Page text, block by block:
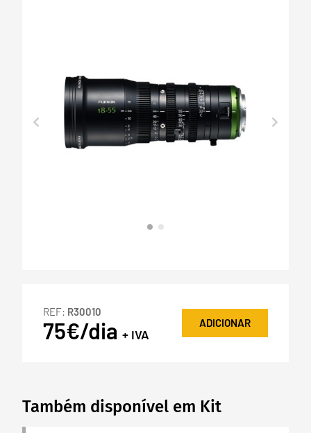
REF: R30010
75€/dia + IVA
ADICIONAR
Também disponível em Kit